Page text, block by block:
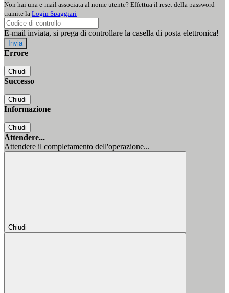
Non hai una e-mail associata al nome utente? Effettua il reset della password
tramite la Login Spaggiari
E-mail inviata, si prega di controllare la casella di posta elettronica!
Errore
Chiudi
Successo
Chiudi
Informazione
Chiudi
Attendere...
Attendere il completamento dell'operazione...
Chiudi